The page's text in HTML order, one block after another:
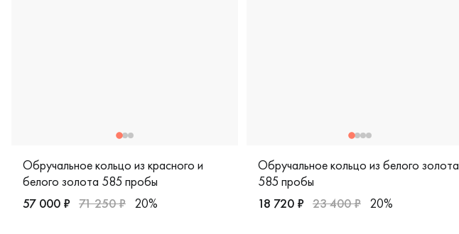
Обручальное кольцо из красного и
белого золота 585 пробы
57 000 ₽ 71 250 ₽ 20%
Обручальное кольцо из белого золота
585 пробы
18 720 ₽ 23 400 ₽ 20%